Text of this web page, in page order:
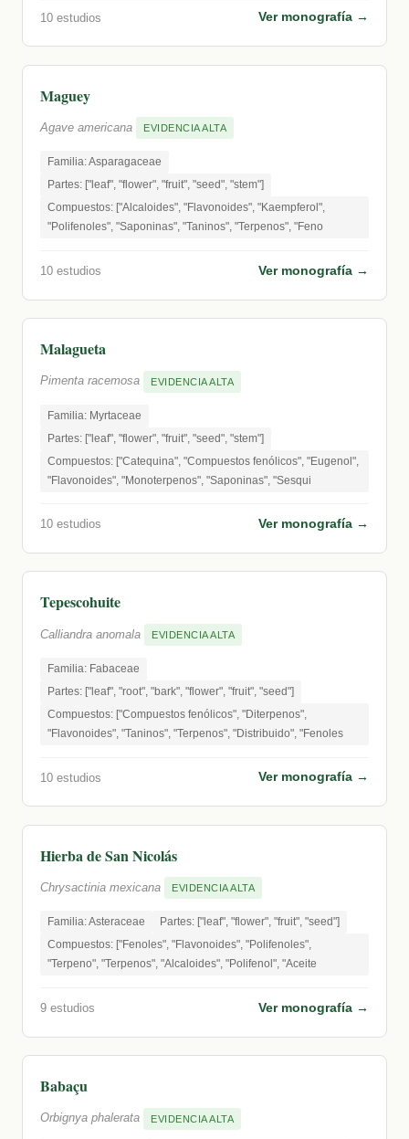
10 estudios Ver monografía →
Maguey
Agave americana EVIDENCIA ALTA
Familia: Asparagaceae
Partes: ["leaf", "flower", "fruit", "seed", "stem"]
Compuestos: ["Alcaloides", "Flavonoides", "Kaempferol",
"Polifenoles", "Saponinas", "Taninos", "Terpenos", "Feno
10 estudios Ver monografía →
Malagueta
Pimenta racemosa EVIDENCIA ALTA
Familia: Myrtaceae
Partes: ["leaf", "flower", "fruit", "seed", "stem"]
Compuestos: ["Catequina", "Compuestos fenólicos", "Eugenol",
"Flavonoides", "Monoterpenos", "Saponinas", "Sesqui
10 estudios Ver monografía →
Tepescohuite
Calliandra anomala EVIDENCIA ALTA
Familia: Fabaceae
Partes: ["leaf", "root", "bark", "flower", "fruit", "seed"]
Compuestos: ["Compuestos fenólicos", "Diterpenos",
"Flavonoides", "Taninos", "Terpenos", "Distribuido", "Fenoles
10 estudios Ver monografía →
Hierba de San Nicolás
Chrysactinia mexicana EVIDENCIA ALTA
Familia: Asteraceae
Partes: ["leaf", "flower", "fruit", "seed"]
Compuestos: ["Fenoles", "Flavonoides", "Polifenoles",
"Terpeno", "Terpenos", "Alcaloides", "Polifenol", "Aceite
9 estudios Ver monografía →
Babaçu
Orbignya phalerata EVIDENCIA ALTA